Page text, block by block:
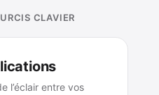
CLAVIER
l’éclair entre vos